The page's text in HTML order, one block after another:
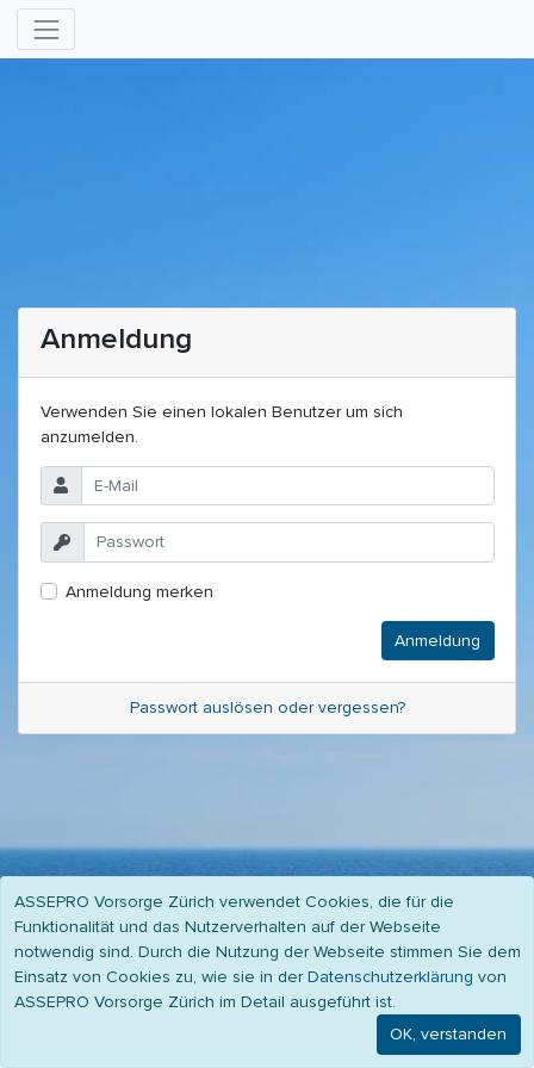
Anmeldung
Verwenden Sie einen lokalen Benutzer um sich
anzumelden.
Anmeldung merken
Passwort auslösen oder vergessen?
ASSEPRO Vorsorge Zürich verwendet Cookies, die für die
Funktionalität und das Nutzerverhalten auf der Webseite
notwendig sind. Durch die Nutzung der Webseite stimmen Sie dem
Einsatz von Cookies zu, wie sie in derDatenschutzerklärung von
ASSEPRO Vorsorge Zürich im Detail ausgeführt ist.
OK, verstanden
Datenschutz-Impressum